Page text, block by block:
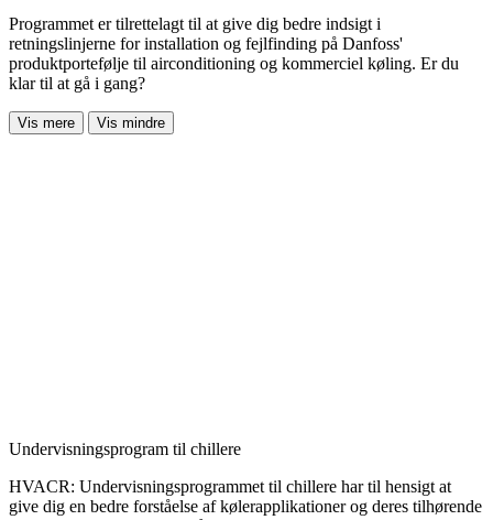
Programmet er tilrettelagt til at give dig bedre indsigt i
retningslinjerne for installation og fejlfinding på Danfoss'
produktportefølje til airconditioning og kommerciel køling. Er du
klar til at gå i gang?
Vis mere Vis mindre
Undervisningsprogram til chillere
HVACR: Undervisningsprogrammet til chillere har til hensigt at
give dig en bedre forståelse af kølerapplikationer og deres tilhørende